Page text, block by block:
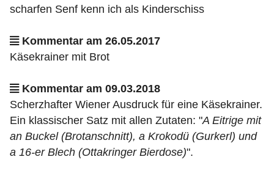
scharfen Senf kenn ich als Kinderschiss
Kommentar am 26.05.2017
Käsekrainer mit Brot
Kommentar am 09.03.2018
Scherzhafter Wiener Ausdruck für eine Käsekrainer.
Ein klassischer Satz mit allen Zutaten: "A Eitrige mit
an Buckel (Brotanschnitt), a Krokodü (Gurkerl) und
a 16-er Blech (Ottakringer Bierdose)".